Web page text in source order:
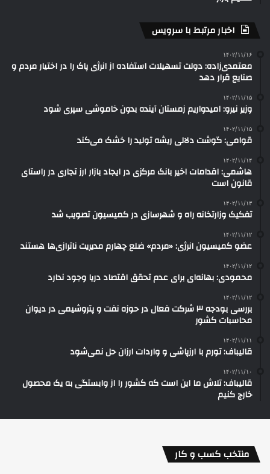
اخبار مرتبط با سرویس
۱۴۰۲/۱۱/۱۶
معتمدی‌زاده: دولت تسهیلات استفاده از انرژی پاک را در اختیار مردم و
صنایع قرار دهد
۱۴۰۲/۱۱/۱۵
وزیر نیرو: امیدواریم زمستان آینده بدون خاموشی سپری شود
۱۴۰۲/۱۱/۱۵
قوامی: گوشت دلالی ریشه تولید را خشک می‌کند
۱۴۰۲/۱۱/۱۴
هاشمی: اقدامات اخیر بانک مرکزی در ایجاد بازار ارز تجاری در راستای
قانون است
۱۴۰۲/۱۱/۱۳
تفکیک وزارتخانه راه و شهرسازی در کمیسیون تصویب شد
۱۴۰۲/۱۱/۱۲
عضو کمیسیون انرژی: «مردم» ضلع چهارم مدیریت ناترازی‌ها هستند
۱۴۰۲/۱۱/۱۲
محمودی: بهانه‌ای برای عدم تحقق اقتصاد دریا وجود ندارد
۱۴۰۲/۱۱/۱۲
بررسی بودجه ۳ شرکت‌ فعال در حوزه نفت و پتروشیمی در دیوان
محاسبات کشور
۱۴۰۲/۱۱/۱۱
قالیباف: تورم با ارزپاشی و واردات ارزان حل نمی‌شود
۱۴۰۲/۱۱/۱۰
قالیباف: تلاش ما این است که کشور را از وابستگی به یک محصول
خارج کنیم
منتخب کسب و کار